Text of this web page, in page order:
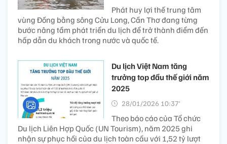
Phát huy lợi thế trung tâm
vùng Đồng bằng sông Cửu Long, Cần Thơ đang từng
bước nâng tầm phát triển du lịch để trở thành điểm đến
hấp dẫn du khách trong nước và quốc tế.
Du lịch Việt Nam tăng
trưởng top đầu thế giới năm
2025
28/01/2026 10:37’
Theo báo cáo của Tổ chức
Du lịch Liên Hợp Quốc (UN Tourism), năm 2025 ghi
nhận sự phục hồi của du lịch toàn cầu với 1,52 tỷ lượt